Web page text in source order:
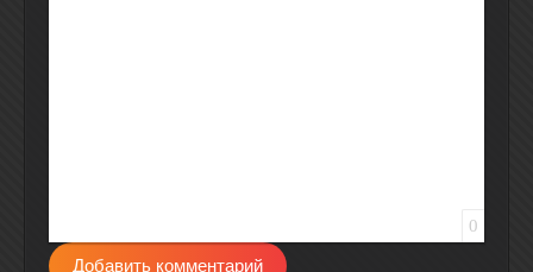
0
Добавить комментарий